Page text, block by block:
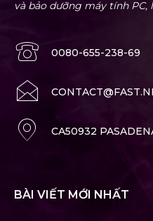
và bảo dưỡng máy tính
0080-655-238-69
CA50932
BÀI VIẾT MỚI NHẤT